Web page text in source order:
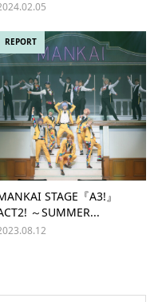
REPORT
STAGE『A3!』
～SUMMER...